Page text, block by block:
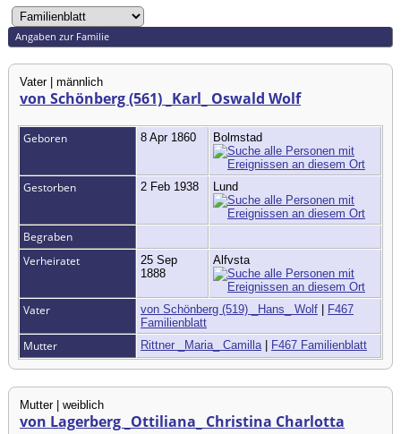
Angaben zur Familie
Vater | männlich
von Schönberg (561) _Karl_ Oswald Wolf
Geboren 8 Apr 1860 Bolmstad
Gestorben 2 Feb 1938 Lund
Begraben
Verheiratet
25 Sep
1888
Alfvsta
Vater von Schönberg (519) _Hans_ Wolf | F467
Familienblatt
Mutter Rittner _Maria_ Camilla | F467 Familienblatt
Mutter | weiblich
von Lagerberg _Ottiliana_ Christina Charlotta